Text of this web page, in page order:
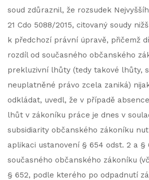
soud zdůraznil, že rozsudek
21 Cdo 5088/2015, citovaný soudy
k předchozí právní úpravě, přičemž
rozdíl od současného občanského
prekluzivní lhůty (tedy takové lhůty,
neuplatněné právo zcela zaniká)
odkládat, uvedl, že v případě
lhůt v zákoníku práce je dnes v
subsidiarity občanského zákoníku
aplikaci ustanovení § 654 odst. 2 a §
současného občanského zákoníku
§ 652, podle kterého po odpadnutí